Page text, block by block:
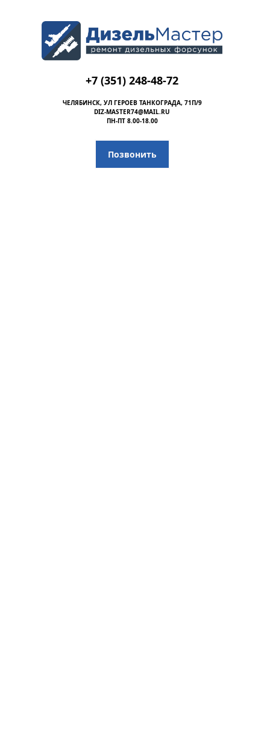
+7 (351) 248-48-72
ЧЕЛЯБИНСК, УЛ ГЕРОЕВ ТАНКОГРАДА, 71П/9
DIZ-MASTER74@MAIL.RU
ПН-ПТ 8.00-18.00
Позвонить